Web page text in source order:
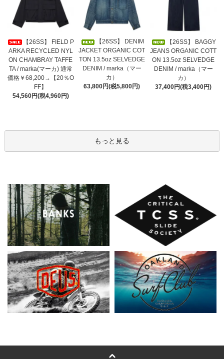
【26SS】 FIELD P
ARKA RECYCLED NYL
ON CHAMBRAY TAFFE
TA / marka(マーカ) 通常
価格￥68,200→【20％O
FF】
54,560円(税4,960円)
【26SS】 DENIM
JACKET ORGANIC COT
TON 13.5oz SELVEDGE
DENIM / marka（マー
カ）
63,800円(税5,800円)
【26SS】 BAGGY
JEANS ORGANIC COTT
ON 13.5oz SELVEDGE
DENIM / marka（マー
カ）
37,400円(税3,400円)
もっと見る